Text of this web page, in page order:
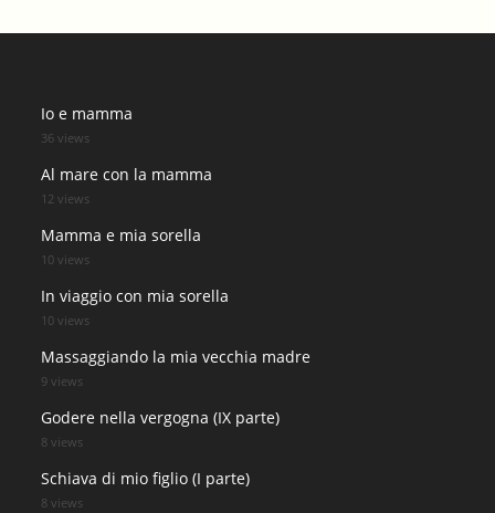
Io e mamma
36 views
Al mare con la mamma
12 views
Mamma e mia sorella
10 views
In viaggio con mia sorella
10 views
Massaggiando la mia vecchia madre
9 views
Godere nella vergogna (IX parte)
8 views
Schiava di mio figlio (I parte)
8 views